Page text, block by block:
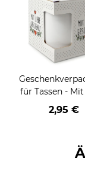
für Tassen -
geschenkt
2,95 €